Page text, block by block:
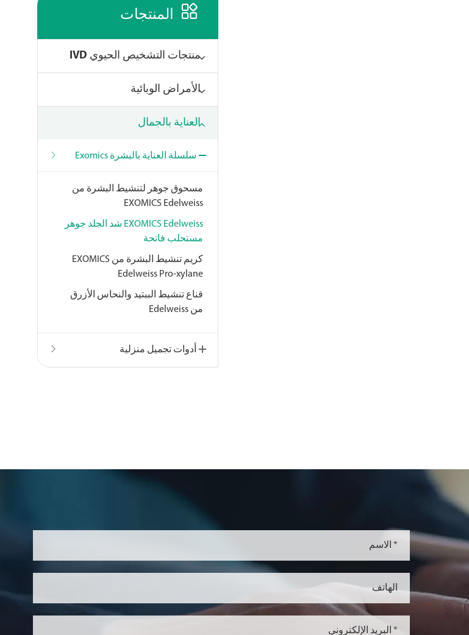
 المنتجات
منتجات التشخيص الحيوي IVD
الأمراض الوبائية
العناية بالجمال
سلسلة العناية بالبشرة Exomics
مسحوق جوهر لتنشيط البشرة من
EXOMICS Edelweiss
EXOMICS Edelweiss شد الجلد جوهر
مستحلب فاتحة
كريم تنشيط البشرة من EXOMICS
Edelweiss Pro-xylane
قناع تنشيط الببتيد والنحاس الأزرق
من Edelweiss
أدوات تجميل منزلية